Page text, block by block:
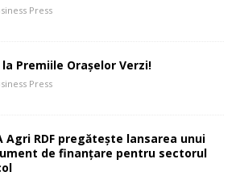
Press
Premiile Orașelor Verzi!
Press
Agri RDF pregătește lansarea unui
de finanțare pentru sectorul